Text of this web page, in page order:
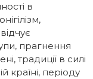
в
прагнення
традиції в силі
країні, періоду